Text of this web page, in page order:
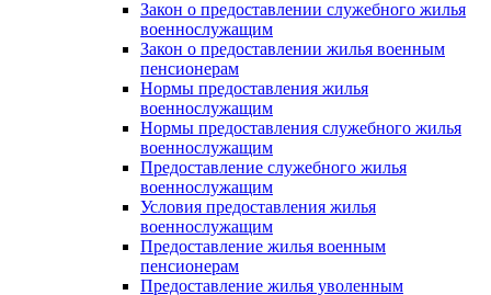
Закон о предоставлении служебного жилья
военнослужащим
Закон о предоставлении жилья военным
пенсионерам
Нормы предоставления жилья
военнослужащим
Нормы предоставления служебного жилья
военнослужащим
Предоставление служебного жилья
военнослужащим
Условия предоставления жилья
военнослужащим
Предоставление жилья военным
пенсионерам
Предоставление жилья уволенным